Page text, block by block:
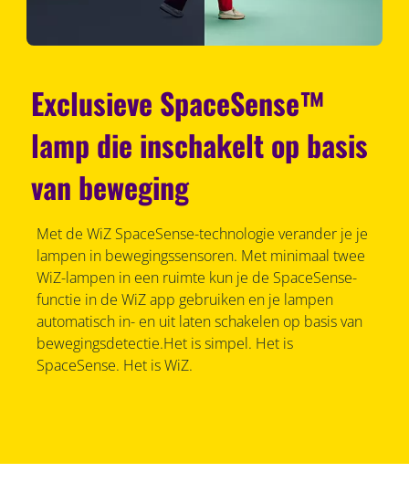
Exclusieve SpaceSense™
lamp die inschakelt op basis
van beweging
Met de WiZ SpaceSense-technologie verander je je
lampen in bewegingssensoren. Met minimaal twee
WiZ-lampen in een ruimte kun je de SpaceSense-
functie in de WiZ app gebruiken en je lampen
automatisch in- en uit laten schakelen op basis van
bewegingsdetectie.Het is simpel. Het is
SpaceSense. Het is WiZ.